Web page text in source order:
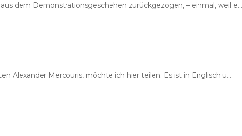
dem Demonstrationsgeschehen zurückgezogen, – einmal, weil e…
Alexander Mercouris, möchte ich hier teilen. Es ist in Englisch u…